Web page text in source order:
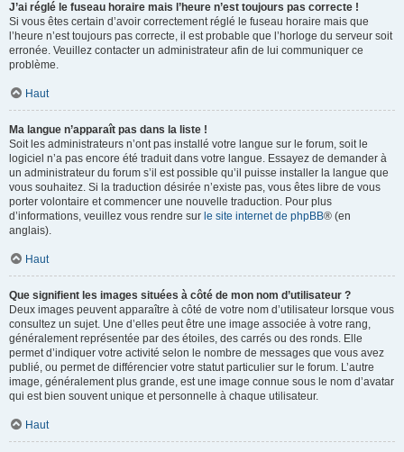
J’ai réglé le fuseau horaire mais l’heure n’est toujours pas correcte !
Si vous êtes certain d’avoir correctement réglé le fuseau horaire mais que
l’heure n’est toujours pas correcte, il est probable que l’horloge du serveur soit
erronée. Veuillez contacter un administrateur afin de lui communiquer ce
problème.
Haut
Ma langue n’apparaît pas dans la liste !
Soit les administrateurs n’ont pas installé votre langue sur le forum, soit le
logiciel n’a pas encore été traduit dans votre langue. Essayez de demander à
un administrateur du forum s’il est possible qu’il puisse installer la langue que
vous souhaitez. Si la traduction désirée n’existe pas, vous êtes libre de vous
porter volontaire et commencer une nouvelle traduction. Pour plus
d’informations, veuillez vous rendre sur le site internet de phpBB® (en
anglais).
Haut
Que signifient les images situées à côté de mon nom d’utilisateur ?
Deux images peuvent apparaître à côté de votre nom d’utilisateur lorsque vous
consultez un sujet. Une d’elles peut être une image associée à votre rang,
généralement représentée par des étoiles, des carrés ou des ronds. Elle
permet d’indiquer votre activité selon le nombre de messages que vous avez
publié, ou permet de différencier votre statut particulier sur le forum. L’autre
image, généralement plus grande, est une image connue sous le nom d’avatar
qui est bien souvent unique et personnelle à chaque utilisateur.
Haut